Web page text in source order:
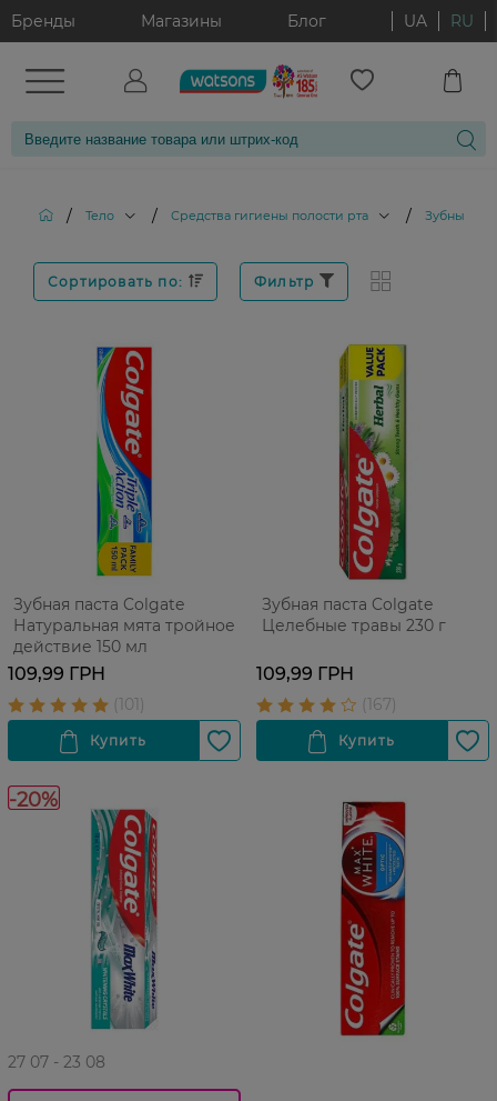
Бренды Магазины Блог UA RU
/ Тело / Средства гигиены полости рта / Зубные
Сортировать по: Фильтр
Зубная паста Colgate
Натуральная мята тройное
действие 150 мл
109,99 ГРН
Зубная паста Colgate
Целебные травы 230 г
109,99 ГРН
-20%
27 07 - 23 08